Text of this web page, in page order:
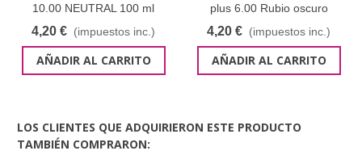
10.00 NEUTRAL 100 ml
4,20 € (impuestos inc.)
AÑADIR AL CARRITO
plus 6.00 Rubio oscuro
intenso - 100 ml
4,20 € (impuestos inc.)
AÑADIR AL CARRITO
LOS CLIENTES QUE ADQUIRIERON ESTE PRODUCTO
TAMBIÉN COMPRARON: